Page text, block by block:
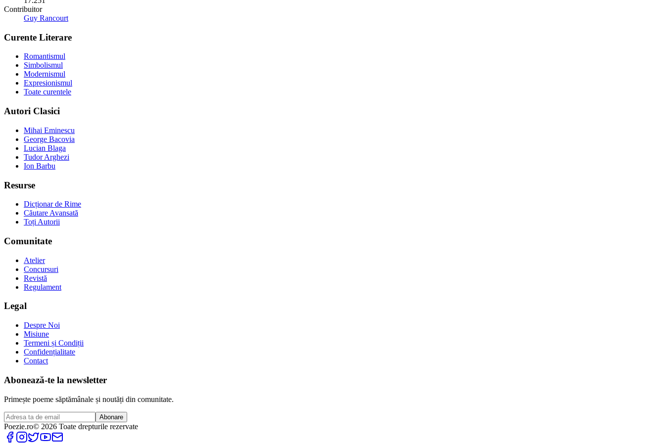
Contribuitor
Guy Rancourt
Curente Literare
Romantismul
Simbolismul
Modernismul
Expresionismul
Toate curentele
Autori Clasici
Mihai Eminescu
George Bacovia
Lucian Blaga
Tudor Arghezi
Ion Barbu
Resurse
Dicționar de Rime
Căutare Avansată
Toți Autorii
Comunitate
Atelier
Concursuri
Revistă
Regulament
Legal
Despre Noi
Misiune
Termeni și Condiții
Confidențialitate
Contact
Abonează-te la newsletter
Primește poeme săptămânale și noutăți din comunitate.
Abonare
Poezie.ro© 2026 Toate drepturile rezervate